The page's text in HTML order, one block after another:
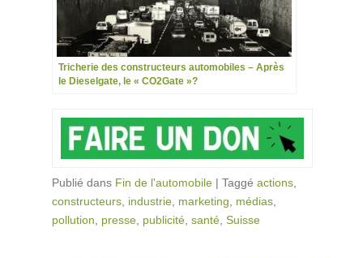
Tricherie des constructeurs automobiles – Après
le Dieselgate, le « CO2Gate »?
Publié dans Fin de l'automobile | Taggé actions,
constructeurs, industrie, marketing, médias,
pollution, presse, publicité, santé, Suisse